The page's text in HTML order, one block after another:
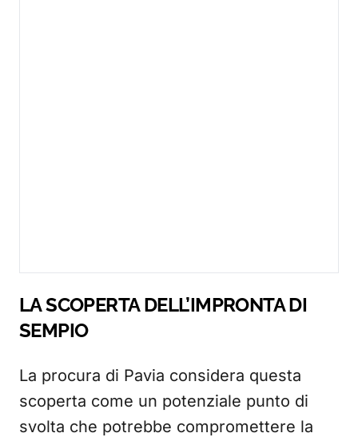
LA SCOPERTA DELL’IMPRONTA DI
SEMPIO
La procura di Pavia considera questa
scoperta come un potenziale punto di
svolta che potrebbe compromettere la